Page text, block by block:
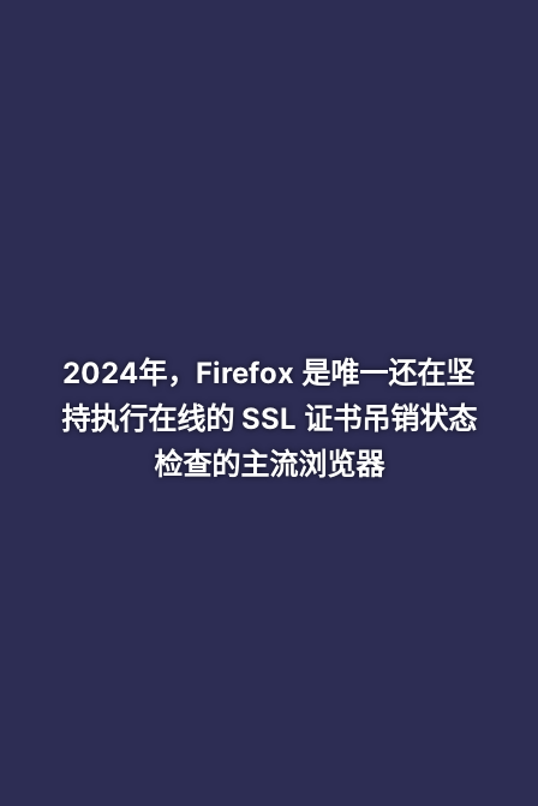
2024年，Firefox 是唯一还在坚
持执行在线的 SSL 证书吊销状态
检查的主流浏览器